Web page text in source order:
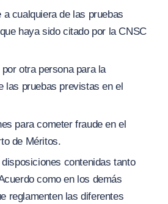
a cualquiera de las pruebas
haya sido citado por la CNSC
otra persona para la
las pruebas previstas en el
para cometer fraude en el
de Méritos.
contenidas tanto
como en los demás
reglamenten las diferentes